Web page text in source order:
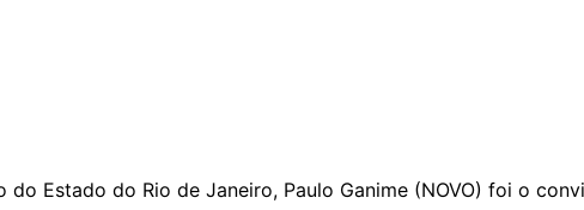
Estado do Rio de Janeiro, Paulo Ganime (NOVO) foi o